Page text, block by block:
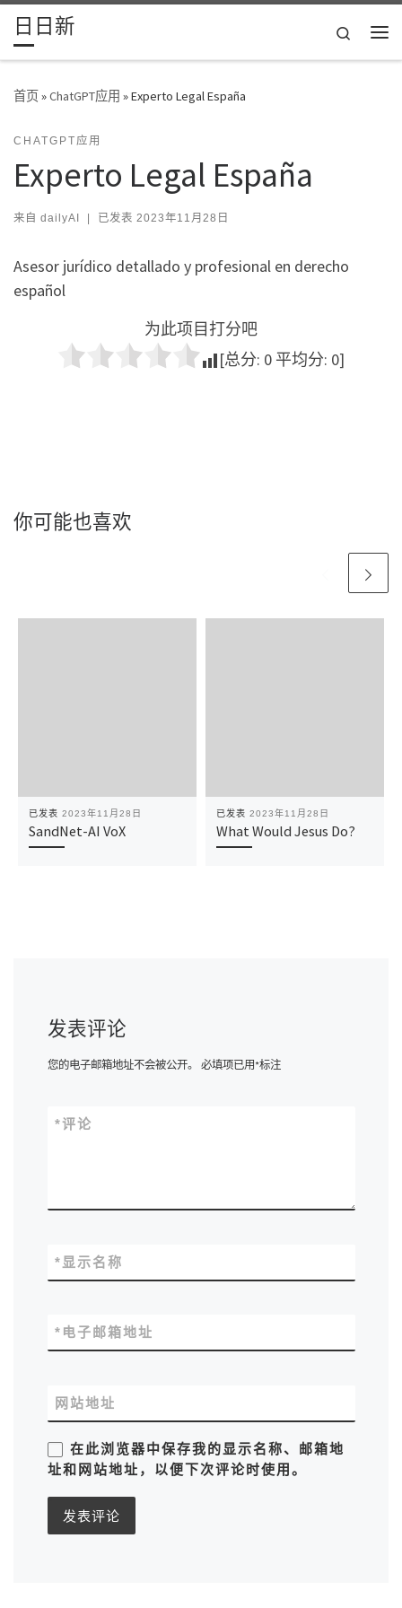
Skip to content
日日新
Search
首页»ChatGPT应用 »Experto Legal España
CHATGPT应用
Experto Legal España
来自 dailyAI | 已发表 2023年11月28日
Asesor jurídico detallado y profesional en derecho
español
为此项目打分吧
[总分: 0 平均分: 0]
你可能也喜欢
已发表 2023年11月28日
SandNet-AI VoX
已发表 2023年11月28日
What Would Jesus Do?
发表评论
您的电子邮箱地址不会被公开。 必填项已用*标注
评论
*
显示名称
*
电子邮箱地址
*
网站地址
在此浏览器中保存我的显示名称、邮箱地
址和网站地址，以便下次评论时使用。